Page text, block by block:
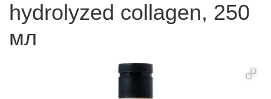
hydrolyzed collagen, 250
мл